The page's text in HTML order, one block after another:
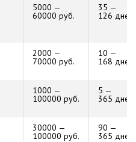
5000 —
60000 руб.
35 —
126 дней
2000 —
70000 руб.
10 —
168 дней
1000 —
100000 руб.
5 —
365 дней
30000 —
100000 руб.
90 —
365 дней